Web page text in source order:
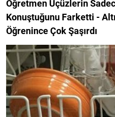
Öğretmen Üçüzlerin
Konuştuğunu Farketti -
Öğrenince Çok Şaşırdı